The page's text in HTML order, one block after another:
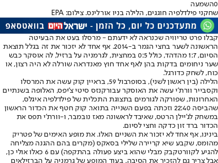
0השמעה
שחקני פילדלפיה חוגגים, הלילה בניו אורלינס. צילום: EPA
קבלו פרט טריוויה שכנראה לא ידעתם - מרסלו בעט את הבעיטה
הראשונה לשער בחצי הגמר ב-2014. אף אחד לא יזכור את זה בגלל תוצאת
הסיום, 1:7 מהדהד, כולל 0:5 במחצית, לגרמניה על ברזיל, לה אוסקר כבש
שער ניחומים בדקות בהן לאף אחד חוץ מאנדראה שורלה לא היה רצון, או
כוח, לשחק כדורגל.
הלילה (בין ראשון לשני), בסופרבול 59, בראיין קוק עשה את המרסלו
וקסבייר וורת'י עשה את האוסקר עבורקנזס סיטי צ'יפס, האלופה בשנתיים
האחרונות, שפורקה לגורמים בתצוגת התכלית של פילדלפיה איגלס,
שהביסה 22:40 וזכתה בפעם השנייה בתואר. קוק חטף את הכדור הראשון
במשחק לג'יילן הרטס, שאיבד לראשונה מאז נובמבר, ו-וורת'י תפס את
הכדור ברד זון כדקה וחצי לסיום.
בינינו, אף אחד לא יזכור את השניים האלו. את מופע האימים של פטריק
מהומס, שקבע שיא קריירה שלילי בסאקס (מקרים בהם ההגנה מצליחה
להגיע לקוורטקבק מבלי שהוא ביצע פעולה בהתקפה) עם 6 כאלו אולי כן,
אבל צריך גם להזכיר את הסיבה. בעוד המופע של גרמניה על הברזילאים